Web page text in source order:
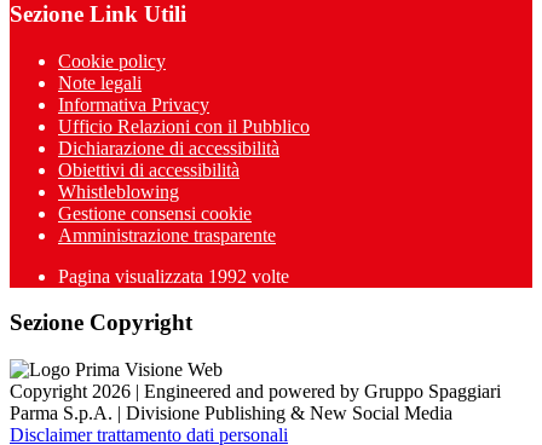
Sezione Link Utili
Cookie policy
Note legali
Informativa Privacy
Ufficio Relazioni con il Pubblico
Dichiarazione di accessibilità
Obiettivi di accessibilità
Whistleblowing
Gestione consensi cookie
Amministrazione trasparente
Pagina visualizzata 1992 volte
Sezione Copyright
Copyright 2026 | Engineered and powered by Gruppo Spaggiari
Parma S.p.A. | Divisione Publishing & New Social Media
Disclaimer trattamento dati personali